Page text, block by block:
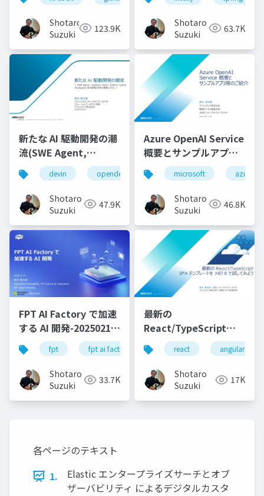
s
Shotaro
Suzuki
123.9K
効率化する-配布用
Shotaro
Suzuki
63.7K
新たな AI 駆動開発の潮
流(SWE Agent,
AutoDev,Devin,
GitHub Copilot
Workspace等)
devin opendevin azure autodev
Shotaro
Suzuki
47.9K
Azure OpenAI Service
概要とサンプルアプリ
等のご紹介
microsoft azure
Shotaro
Suzuki
46.8K
FPT AI Factory で加速
する AI 開発-20250213-
公開版fpt fpt ai factory generative ai azure
Shotaro
Suzuki
33.7K
最新の
React/TypeScript
SPA テンプレートを
.NET 8 で試してみよう
react angular
Shotaro
Suzuki
17K
各ページのテキスト
1.
Elastic エンタープライズサーチとオブ
ザーバビリティ によるデジタルカスタ